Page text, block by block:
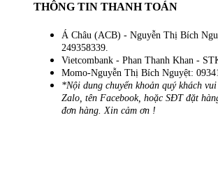
THÔNG TIN THANH TOÁN
Á Châu (ACB) - Nguyễn Thị Bích
249358339.
Vietcombank - Phan Thanh Khan -
Momo-Nguyễn Thị Bích Nguyệt:
*Nội dung chuyển khoản quý khách
Zalo, tên Facebook, hoặc SĐT đặt
đơn hàng. Xin cảm ơn !